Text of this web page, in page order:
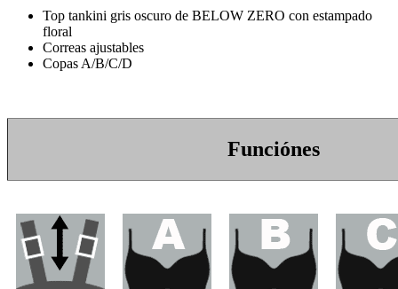
Top tankini gris oscuro de BELOW ZERO con estampado
floral
Correas ajustables
Copas A/B/C/D
Funciónes